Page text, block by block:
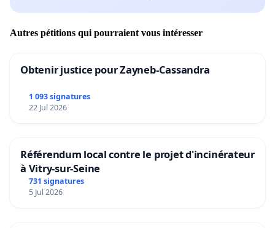
Autres pétitions qui pourraient vous intéresser
Obtenir justice pour Zayneb-Cassandra
1 093 signatures
22 Jul 2026
Référendum local contre le projet d'incinérateur
à Vitry-sur-Seine
731 signatures
5 Jul 2026